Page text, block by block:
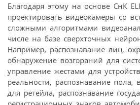
Благодаря этому на основе СнК
проектировать видеокамеры со
сложными алгоритмами
числе на базе сверхточных
Например, распознавание лиц,
обнаружение возгораний для
управление жестами для
реальности, распознавание пола,
для ретейла, распознавание